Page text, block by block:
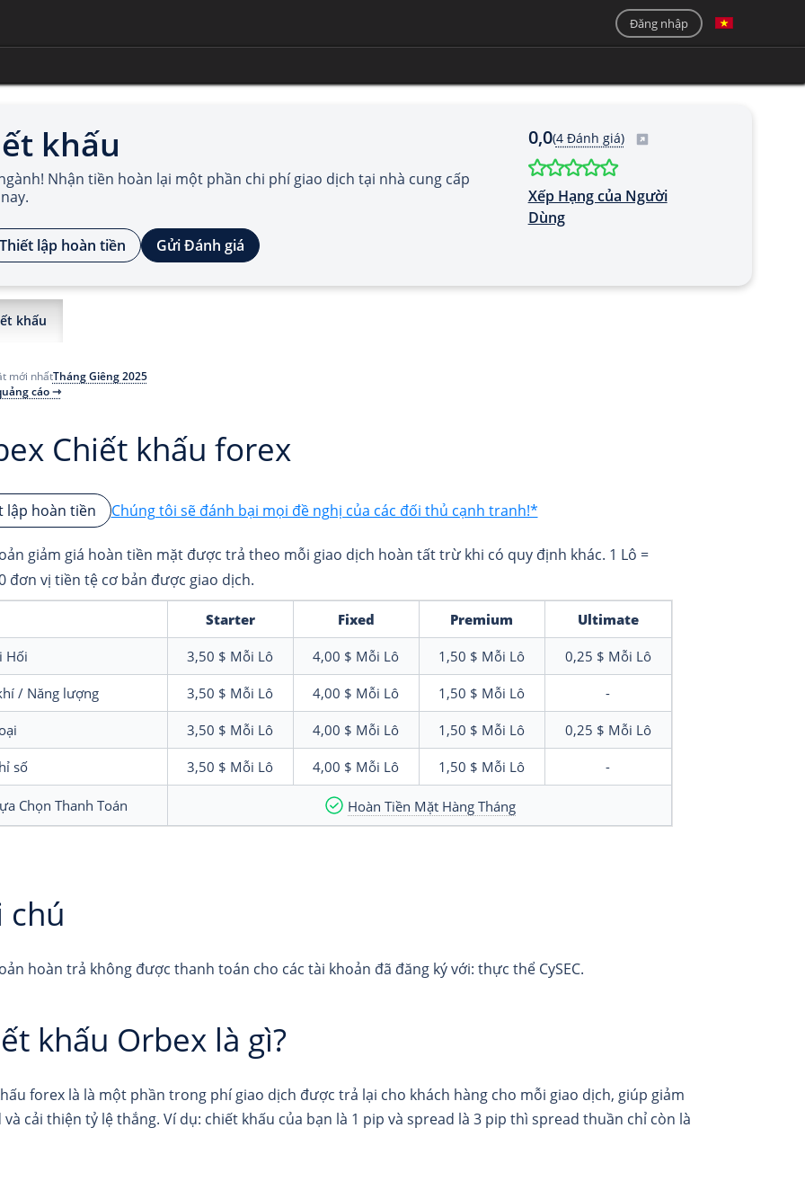
Đăng nhập
khấu
Nhận tiền hoàn lại một phần chi phí giao dịch tại nhà cung cấp
0,0(4 Đánh giá)
Xếp Hạng của Người
Dùng
lập hoàn tiền
Gửi Đánh giá
khấu
mới nhấtTháng Giêng 2025
cáo ⇾
Chiết khấu forex
lập hoàn tiền Chúng tôi sẽ đánh bại mọi đề nghị của các đối thủ cạnh tranh!*
giảm giá hoàn tiền mặt được trả theo mỗi giao dịch hoàn tất trừ khi có quy định khác. 1 Lô =
đơn vị tiền tệ cơ bản được giao dịch.
Starter Fixed Premium Ultimate
Hối 3,50 $ Mỗi Lô 4,00 $ Mỗi Lô 1,50 $ Mỗi Lô 0,25 $ Mỗi Lô
/ Năng lượng 3,50 $ Mỗi Lô 4,00 $ Mỗi Lô 1,50 $ Mỗi Lô -
3,50 $ Mỗi Lô 4,00 $ Mỗi Lô 1,50 $ Mỗi Lô 0,25 $ Mỗi Lô
số 3,50 $ Mỗi Lô 4,00 $ Mỗi Lô 1,50 $ Mỗi Lô -
Chọn Thanh Toán Hoàn Tiền Mặt Hàng Tháng
chú
hoàn trả không được thanh toán cho các tài khoản đã đăng ký với: thực thể CySEC.
khấu Orbex là gì?
forex là là một phần trong phí giao dịch được trả lại cho khách hàng cho mỗi giao dịch, giúp giảm
cải thiện tỷ lệ thắng. Ví dụ: chiết khấu của bạn là 1 pip và spread là 3 pip thì spread thuần chỉ còn là